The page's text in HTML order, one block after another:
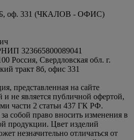
8Б, оф. 331 (ЧКАЛОВ - ОФИС)
323665800089041
Россия, Свердловская обл. г.
тракт 8б, офис 331
представленная на сайте
и не является публичной офертой,
части 2 статьи 437 ГК РФ.
собой право вносить изменения в
продукции. Цвет изделий
незначительно отличаться от